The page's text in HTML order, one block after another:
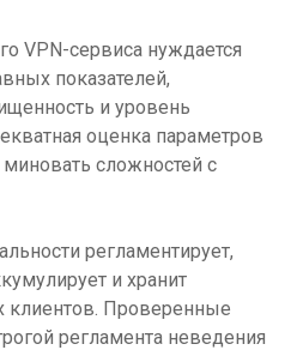
VPN-сервиса нуждается
показателей,
и уровень
оценка параметров
сложностей с
регламентирует,
и хранит
клиентов. Проверенные
регламента неведения